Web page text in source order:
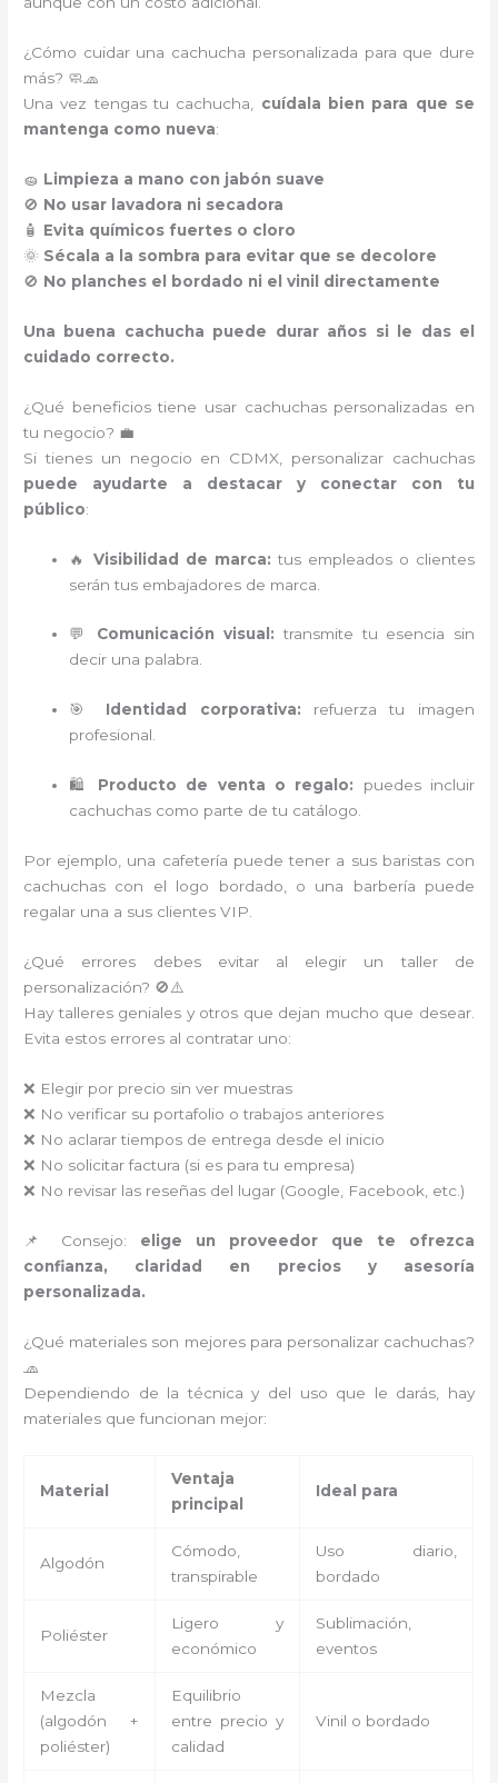
¿Cómo cuidar una cachucha personalizada para que dure
más? 🧼🧢
Una vez tengas tu cachucha, cuídala bien para que se
mantenga como nueva:
🧽 Limpieza a mano con jabón suave
🚫 No usar lavadora ni secadora
🧴 Evita químicos fuertes o cloro
🌞 Sécala a la sombra para evitar que se decolore
🚫 No planches el bordado ni el vinil directamente
Una buena cachucha puede durar años si le das el
cuidado correcto.
¿Qué beneficios tiene usar cachuchas personalizadas en
tu negocio? 💼
Si tienes un negocio en CDMX, personalizar cachuchas
puede ayudarte a destacar y conectar con tu
público:
🔥Visibilidad de marca: tus empleados o clientes
serán tus embajadores de marca.
💬 Comunicación visual: transmite tu esencia sin
decir una palabra.
🎯 Identidad corporativa: refuerza tu imagen
profesional.
🛍️ Producto de venta o regalo: puedes incluir
cachuchas como parte de tu catálogo.
Por ejemplo, una cafetería puede tener a sus baristas con
cachuchas con el logo bordado, o una barbería puede
regalar una a sus clientes VIP.
¿Qué errores debes evitar al elegir un taller de
personalización? 🚫⚠️
Hay talleres geniales y otros que dejan mucho que desear.
Evita estos errores al contratar uno:
❌ Elegir por precio sin ver muestras
❌ No verificar su portafolio o trabajos anteriores
❌ No aclarar tiempos de entrega desde el inicio
❌ No solicitar factura (si es para tu empresa)
❌ No revisar las reseñas del lugar (Google, Facebook, etc.)
📌 Consejo: elige un proveedor que te ofrezca
confianza, claridad en precios y asesoría
personalizada.
¿Qué materiales son mejores para personalizar cachuchas?
🧢
Dependiendo de la técnica y del uso que le darás, hay
materiales que funcionan mejor:
Material
Ventaja
principal
Ideal para
Algodón
Cómodo,
transpirable
Uso diario,
bordado
Poliéster
Ligero y
económico
Sublimación,
eventos
Mezcla
(algodón +
poliéster)
Equilibrio
entre precio y
calidad
Vinil o bordado